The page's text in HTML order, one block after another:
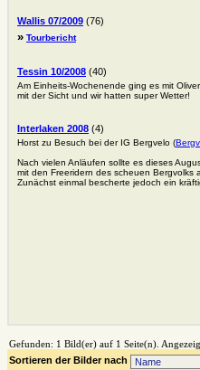
Wallis 07/2009 (76)
» Tourbericht
Tessin 10/2008 (40)
Am Einheits-Wochenende ging es mit
mit der Sicht und wir hatten super Wetter!
Interlaken 2008 (4)
Horst zu Besuch bei der IG Bergvelo (
Nach vielen Anläufen sollte es dieses
mit den Freeridern des scheuen Bergvolks
Zunächst einmal bescherte jedoch ein
Gefunden: 1 Bild(er) auf 1 Seite(n).
Sortieren der Bilder nach